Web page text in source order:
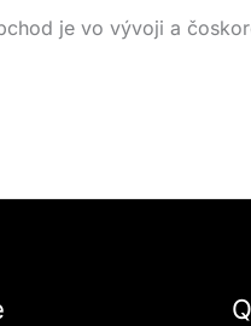
je vo vývoji a